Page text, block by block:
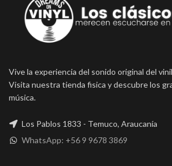
Vive la experiencia del sonido original del
Visita nuestra tienda fisica y descubre los
música.
Los Pablos 1833 - Temuco, Araucanía
WhatsApp: +56 9 9678 3869